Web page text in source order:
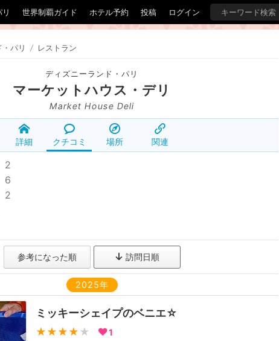
世界制覇ガイド ホテル予約 投稿 ログイン
パリ / レストラン
ディズニーランド・パリ
マーケットハウス・デリ
Market House Deli
詳細 クチコミ 場所 関連
2
6
2
参考になった順 訪問日順
2025年
ミッキーシェイプのベニエ☆
★★★★ ★ 1